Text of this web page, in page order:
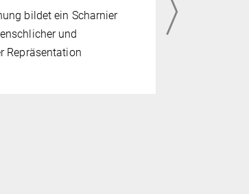
bildet ein Scharnier
und
Repräsentation